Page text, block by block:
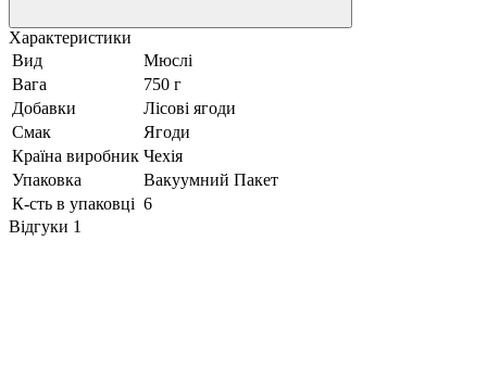
Характеристики
Вид
Мюслі
Вага
750 г
Добавки
Лісові ягоди
Смак
Ягоди
Країна виробник Чехія
Упаковка
Вакуумний Пакет
К-сть в упаковці 6
Відгуки 1